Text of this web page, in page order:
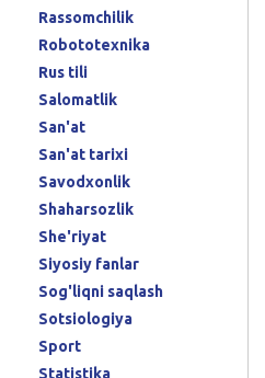
Rassomchilik
Robototexnika
Rus tili
Salomatlik
San'at
San'at tarixi
Savodxonlik
Shaharsozlik
She'riyat
Siyosiy fanlar
Sog'liqni saqlash
Sotsiologiya
Sport
Statistika